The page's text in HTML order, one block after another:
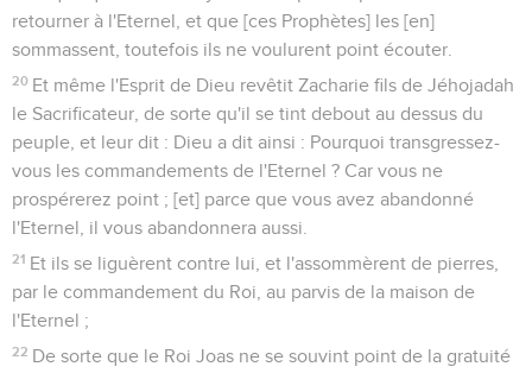
retourner à l'Eternel, et que [ces Prophètes] les [en]
sommassent, toutefois ils ne voulurent point écouter.
20 Et même l'Esprit de Dieu revêtit Zacharie fils de Jéhojadah
le Sacrificateur, de sorte qu'il se tint debout au dessus du
peuple, et leur dit : Dieu a dit ainsi : Pourquoi transgressez-
vous les commandements de l'Eternel ? Car vous ne
prospérerez point ; [et] parce que vous avez abandonné
l'Eternel, il vous abandonnera aussi.
21 Et ils se liguèrent contre lui, et l'assommèrent de pierres,
par le commandement du Roi, au parvis de la maison de
l'Eternel ;
22 De sorte que le Roi Joas ne se souvint point de la gratuité